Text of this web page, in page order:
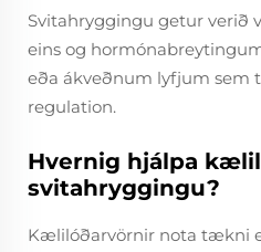
Svitahryggingu getur verið
eins og
eða ákveðnum lyfjum sem
regulation.
Hvernig hjálpa
svitahryggingu?
Kælilóðarvörnir nota tækni